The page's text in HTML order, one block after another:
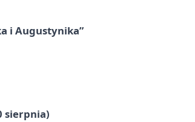
i Augustynika”
sierpnia)